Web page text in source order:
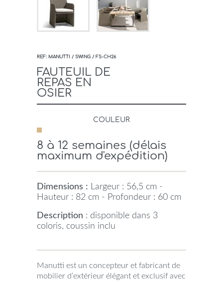
REF: MANUTTI / SWING / FS-CH26
FAUTEUIL DE
REPAS EN
OSIER
COULEUR
8 à 12 semaines (délais
maximum d'expédition)
Dimensions : Largeur : 56,5 cm -
Hauteur : 82 cm - Profondeur : 60 cm
Description : disponible dans 3
coloris, coussin inclu
Manutti est un concepteur et fabricant de
mobilier d’extérieur élégant et exclusif avec